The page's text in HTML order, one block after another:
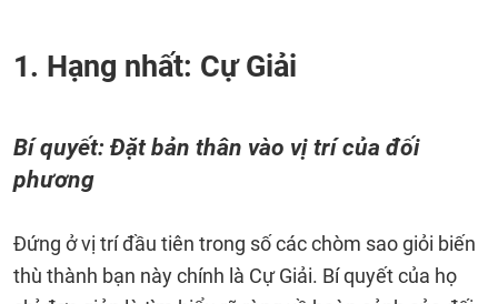
1. Hạng nhất: Cự Giải
Bí quyết: Đặt bản thân vào vị trí của đối
phương
Đứng ở vị trí đầu tiên trong số các chòm sao giỏi biến
thù thành bạn này chính là Cự Giải. Bí quyết của họ